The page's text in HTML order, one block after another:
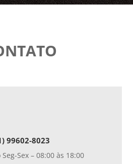
99602-8023
Sex – 08:00 às 18:00